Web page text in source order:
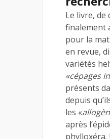
Le livre, de
finalement
pour la
en revue,
variétés
«cépages
présents
depuis
les «
après
phylloxéra.